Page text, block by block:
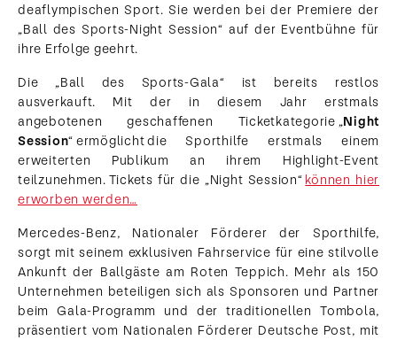
deaflympischen Sport. Sie werden bei der Premiere der
„Ball des Sports-Night Session“ auf der Eventbühne für
ihre Erfolge geehrt.
Die „Ball des Sports-Gala“ ist bereits restlos
ausverkauft. Mit der in diesem Jahr erstmals
angebotenen geschaffenen Ticketkategorie „Night
Session“ ermöglicht die Sporthilfe erstmals einem
erweiterten Publikum an ihrem Highlight-Event
teilzunehmen. Tickets für die „Night Session“ können hier
erworben werden…
Mercedes-Benz, Nationaler Förderer der Sporthilfe,
sorgt mit seinem exklusiven Fahrservice für eine stilvolle
Ankunft der Ballgäste am Roten Teppich. Mehr als 150
Unternehmen beteiligen sich als Sponsoren und Partner
beim Gala-Programm und der traditionellen Tombola,
präsentiert vom Nationalen Förderer Deutsche Post, mit